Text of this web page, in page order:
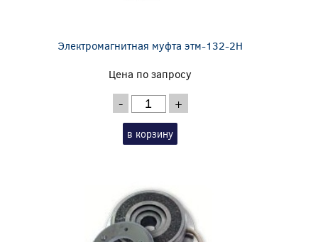
Электромагнитная муфта этм-132-2Н
Цена по запросу
- +
в корзину